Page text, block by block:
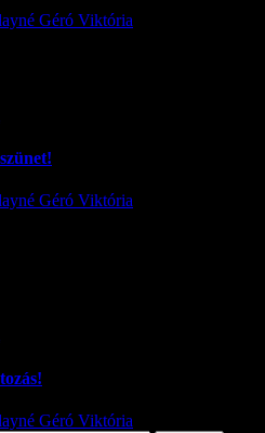
Géró Viktória
Géró Viktória
Géró Viktória